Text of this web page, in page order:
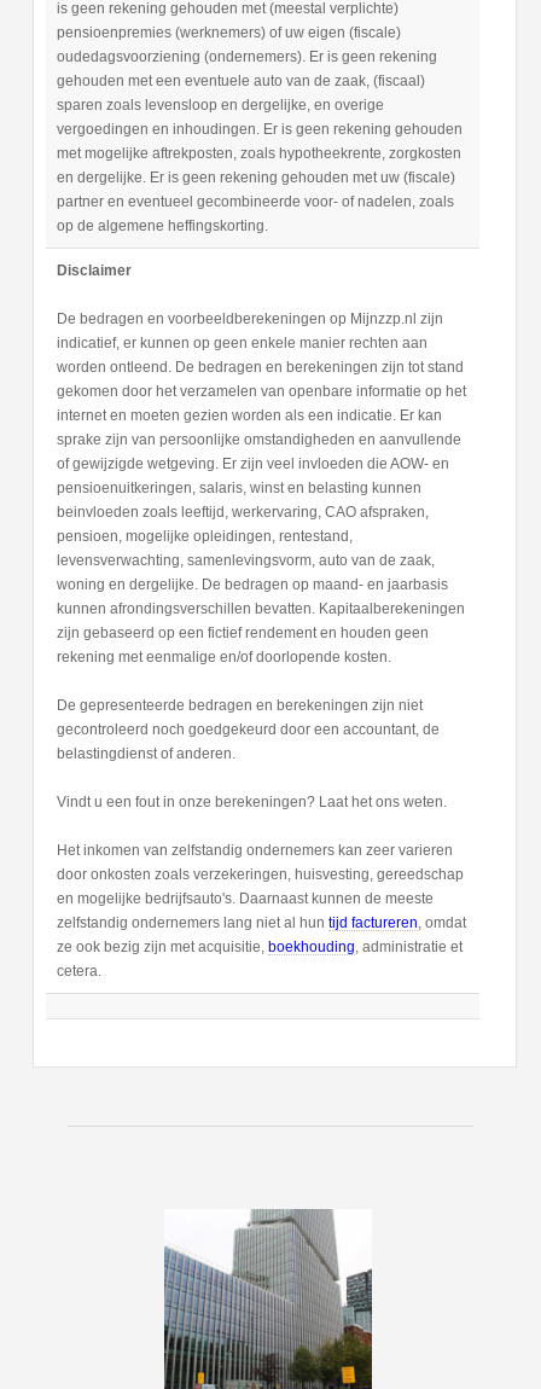
is geen rekening gehouden met (meestal verplichte)
pensioenpremies (werknemers) of uw eigen (fiscale)
oudedagsvoorziening (ondernemers). Er is geen rekening
gehouden met een eventuele auto van de zaak, (fiscaal)
sparen zoals levensloop en dergelijke, en overige
vergoedingen en inhoudingen. Er is geen rekening gehouden
met mogelijke aftrekposten, zoals hypotheekrente, zorgkosten
en dergelijke. Er is geen rekening gehouden met uw (fiscale)
partner en eventueel gecombineerde voor- of nadelen, zoals
op de algemene heffingskorting.
Disclaimer
De bedragen en voorbeeldberekeningen op Mijnzzp.nl zijn
indicatief, er kunnen op geen enkele manier rechten aan
worden ontleend. De bedragen en berekeningen zijn tot stand
gekomen door het verzamelen van openbare informatie op het
internet en moeten gezien worden als een indicatie. Er kan
sprake zijn van persoonlijke omstandigheden en aanvullende
of gewijzigde wetgeving. Er zijn veel invloeden die AOW- en
pensioenuitkeringen, salaris, winst en belasting kunnen
beinvloeden zoals leeftijd, werkervaring, CAO afspraken,
pensioen, mogelijke opleidingen, rentestand,
levensverwachting, samenlevingsvorm, auto van de zaak,
woning en dergelijke. De bedragen op maand- en jaarbasis
kunnen afrondingsverschillen bevatten. Kapitaalberekeningen
zijn gebaseerd op een fictief rendement en houden geen
rekening met eenmalige en/of doorlopende kosten.
De gepresenteerde bedragen en berekeningen zijn niet
gecontroleerd noch goedgekeurd door een accountant, de
belastingdienst of anderen.
Vindt u een fout in onze berekeningen? Laat het ons weten.
Het inkomen van zelfstandig ondernemers kan zeer varieren
door onkosten zoals verzekeringen, huisvesting, gereedschap
en mogelijke bedrijfsauto's. Daarnaast kunnen de meeste
zelfstandig ondernemers lang niet al hun tijd factureren , omdat
ze ook bezig zijn met acquisitie, boekhouding , administratie et
cetera.